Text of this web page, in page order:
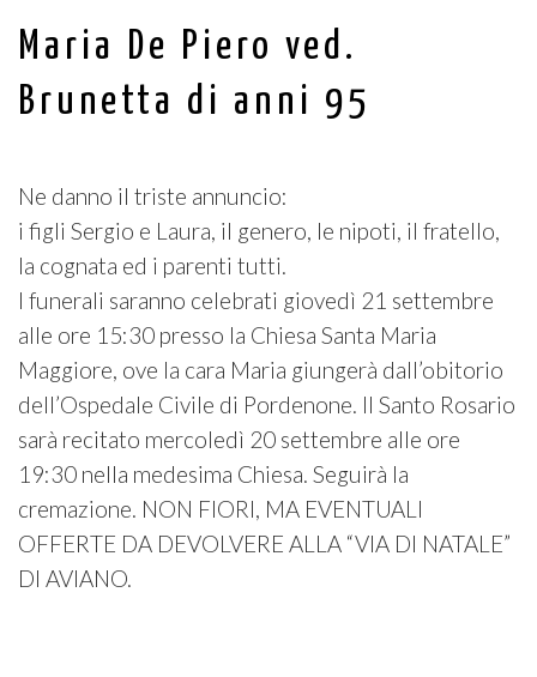
Maria De Piero ved.
Brunetta di anni 95
Ne danno il triste annuncio:
i figli Sergio e Laura, il genero, le nipoti, il fratello,
la cognata ed i parenti tutti.
I funerali saranno celebrati giovedì 21 settembre
alle ore 15:30 presso la Chiesa Santa Maria
Maggiore, ove la cara Maria giungerà dall’obitorio
dell’Ospedale Civile di Pordenone. Il Santo Rosario
sarà recitato mercoledì 20 settembre alle ore
19:30 nella medesima Chiesa. Seguirà la
cremazione. NON FIORI, MA EVENTUALI
OFFERTE DA DEVOLVERE ALLA “VIA DI NATALE”
DI AVIANO.